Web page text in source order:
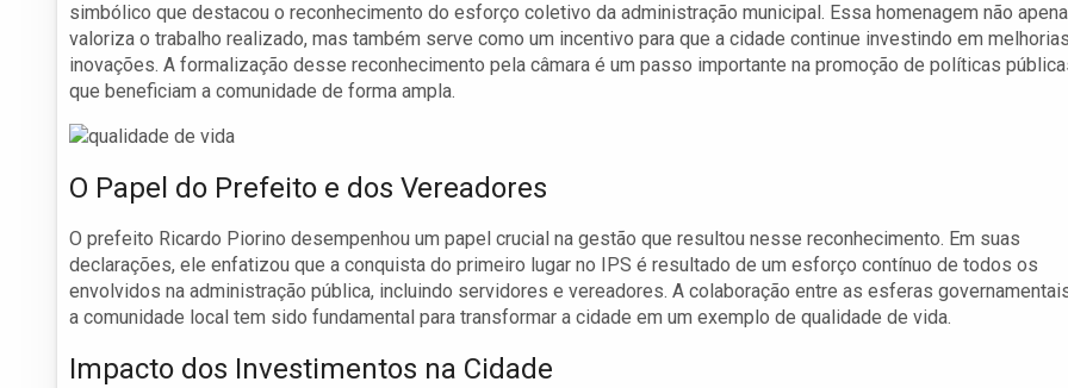
simbólico que destacou o reconhecimento do esforço coletivo da administração municipal. Essa homenagem não
valoriza o trabalho realizado, mas também serve como um incentivo para que a cidade continue investindo em
inovações. A formalização desse reconhecimento pela câmara é um passo importante na promoção de políticas
que beneficiam a comunidade de forma ampla.
O Papel do Prefeito e dos Vereadores
O prefeito Ricardo Piorino desempenhou um papel crucial na gestão que resultou nesse reconhecimento. Em suas
declarações, ele enfatizou que a conquista do primeiro lugar no IPS é resultado de um esforço contínuo de todos os
envolvidos na administração pública, incluindo servidores e vereadores. A colaboração entre as esferas
a comunidade local tem sido fundamental para transformar a cidade em um exemplo de qualidade de vida.
Impacto dos Investimentos na Cidade